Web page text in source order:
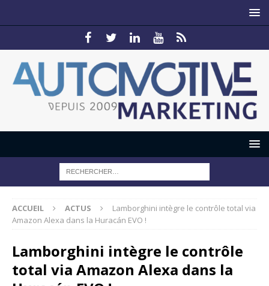
ACCUEIL ACTUS
Lamborghini intègre le contrôle total via
Amazon Alexa dans la Huracán EVO !
Lamborghini intègre le contrôle
total via Amazon Alexa dans la